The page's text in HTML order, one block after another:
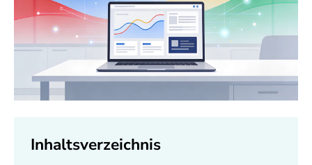
Inhaltsverzeichnis